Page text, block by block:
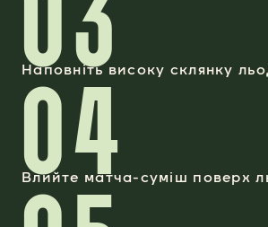
Наповніть високу склянку
04
Влийте матча-суміш поверх